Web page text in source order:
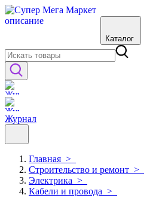
Каталог
Журнал
Главная >
Строительство и ремонт >
Электрика >
Кабели и провода >